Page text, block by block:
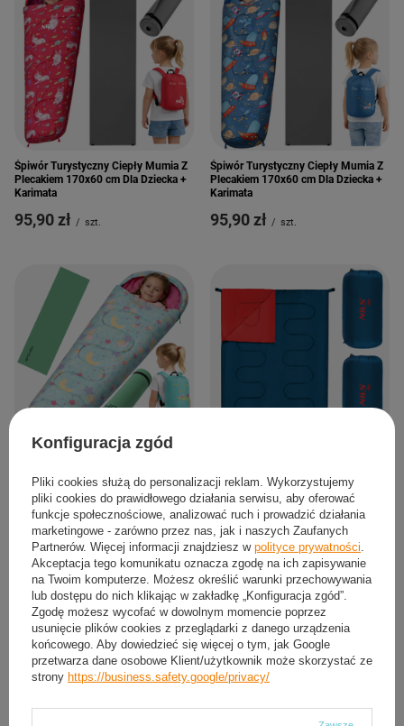
Śpiwór Turystyczny Ciepły Mumia Z
Plecakiem 170x60 cm Dla Dziecka +
Karimata
95,90 zł / szt.
Śpiwór Turystyczny Ciepły Mumia Z
Plecakiem 170x60 cm Dla Dziecka +
Karimata
95,90 zł / szt.
Karimata
95,90 zł / szt.
Pokrowiec
104,64 zł / para
Konfiguracja zgód
Pliki cookies służą do personalizacji reklam. Wykorzystujemy
pliki cookies do prawidłowego działania serwisu, aby oferować
funkcje społecznościowe, analizować ruch i prowadzić działania
marketingowe - zarówno przez nas, jak i naszych Zaufanych
Partnerów. Więcej informacji znajdziesz w polityce prywatności
Akceptacja tego komunikatu oznacza zgodę na ich zapisywanie
na Twoim komputerze. Możesz określić warunki przechowywania
lub dostępu do nich klikając w zakładkę „Konfiguracja zgód”.
Zgodę możesz wycofać w dowolnym momencie poprzez
usunięcie plików cookies z przeglądarki z danego urządzenia
końcowego. Aby dowiedzieć się więcej o tym, jak Google
przetwarza dane osobowe Klient/użytkownik może skorzystać ze
strony https://business.safety.google/privacy/